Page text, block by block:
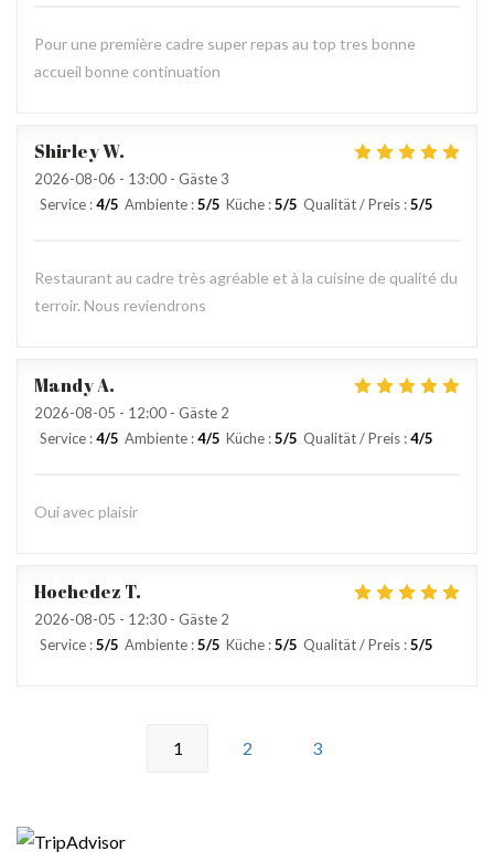
Pour une première cadre super repas au top tres bonne
accueil bonne continuation
ShirleyW
2026-08-06 - 13:00 - Gäste 3
Service :4/5 Ambiente :5/5 Küche :5/5 Qualität / Preis :5/5
Restaurant au cadre très agréable et à la cuisine de qualité du
terroir. Nous reviendrons
MandyA
2026-08-05 - 12:00 - Gäste 2
Service :4/5 Ambiente :4/5 Küche :5/5 Qualität / Preis :4/5
Oui avec plaisir
Hochedez T
2026-08-05 - 12:30 - Gäste 2
Service :5/5 Ambiente :5/5 Küche :5/5 Qualität / Preis :5/5
1 2 3